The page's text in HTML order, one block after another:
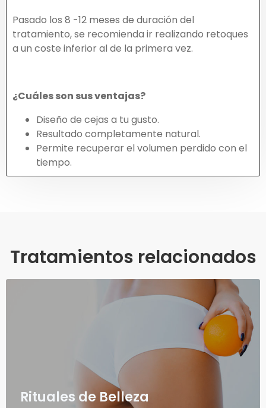
Pasado los 8 -12 meses de duración del
tratamiento, se recomienda ir realizando retoques
a un coste inferior al de la primera vez.
¿Cuáles son sus ventajas?
Diseño de cejas a tu gusto.
Resultado completamente natural.
Permite recuperar el volumen perdido con el
tiempo.
Tratamientos relacionados
Rituales de Belleza